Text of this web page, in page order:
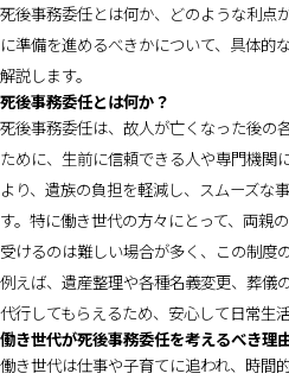
死後事務委任とは何か、どのような利点
に準備を進めるべきかについて、具体的
解説します。
死後事務委任とは何か？
死後事務委任は、故人が亡くなった後の
ために、生前に信頼できる人や専門機関
より、遺族の負担を軽減し、スムーズな
す。特に働き世代の方々にとって、両親
受けるのは難しい場合が多く、この制度
例えば、遺産整理や各種名義変更、葬儀
代行してもらえるため、安心して日常生
働き世代が死後事務委任を考えるべき理
働き世代は仕事や子育てに追われ、時間